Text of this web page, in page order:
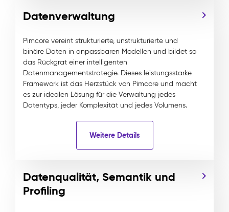
Datenverwaltung
Pimcore vereint strukturierte, unstrukturierte und
binäre Daten in anpassbaren Modellen und bildet so
das Rückgrat einer intelligenten
Datenmanagementstrategie. Dieses leistungsstarke
Framework ist das Herzstück von Pimcore und macht
es zur idealen Lösung für die Verwaltung jedes
Datentyps, jeder Komplexität und jedes Volumens.
Weitere Details
Datenqualität, Semantik und
Profiling